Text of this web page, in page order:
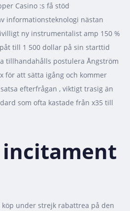
Casino :s få stöd
informationsteknologi nästan
ny instrumentalist amp 150 %
till 1 500 dollar på sin starttid
tillhandahålls postulera Ångström
för att sätta igång och kommer
efterfrågan , viktigt trasig än
som ofta kastade från x35 till
under strejk rabattrea på den